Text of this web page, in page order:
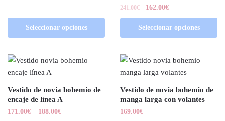
Seleccionar opciones
241.00€ 162.00€
Seleccionar opciones
Vestido de novia bohemio de
encaje de línea A
171.00€ – 188.00€
Vestido de novia bohemio de
manga larga con volantes
169.00€